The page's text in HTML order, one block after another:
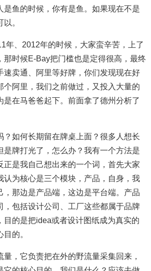
是鱼的时候，你有是鱼。如果现在不是
。
年、2012年的时候，大家蛮辛苦，上了
那时候E-Bay把门槛也是定得很高，最终
速卖通、阿里等好牌，你们发现现在好
个阿里，我们之前做过，又投入大量的
是在马爸爸起下。前面拿了德州分析了
？如何长期留在牌桌上面？很多人想长
是牌打光了，怎么办？我有一个方法是
正是我自己想出来的一个词，首先大家
认为核心是三个模块，产品，自身，我
，那边是产品端，这边是平台端。产品
，包括设计公司、工厂这些都属于品牌
目的是把idea或者设计图纸成为真实的
的。
，它负责把在外的野流量采集回来，